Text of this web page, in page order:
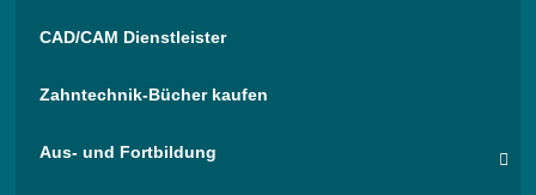
CAD/CAM Dienstleister
Zahntechnik-Bücher kaufen
Aus- und Fortbildung